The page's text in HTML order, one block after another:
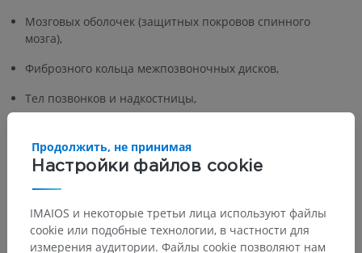
Мозговых оболочек (защитных покровов спинного
мозга),
Фиброзного кольца межпозвоночных дисков,
Тел позвонков и надкостницы,
б) Симпатические связи:
стволом. Белые соединительные ветви обеспечивают
проведение преганглионарных симпатических волокон к
Настройки файлов cookie
Продолжить, не принимая
IMAIOS и некоторые третьи лица используют файлы
cookie или подобные технологии, в частности для
измерения аудитории. Файлы cookie позволяют нам